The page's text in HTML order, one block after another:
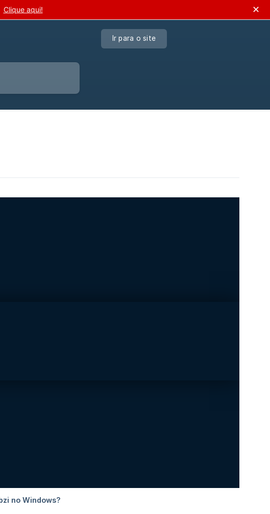
Clique aqui! ✕
Ir para o site